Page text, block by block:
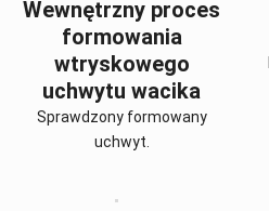
Wewnętrzny proces
formowania
wtryskowego
uchwytu wacika
Sprawdzony formowany
uchwyt.